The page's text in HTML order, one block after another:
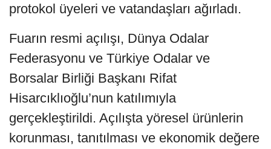
protokol üyeleri ve vatandaşları ağırladı.
Fuarın resmi açılışı, Dünya Odalar
Federasyonu ve Türkiye Odalar ve
Borsalar Birliği Başkanı Rifat
Hisarcıklıoğlu’nun katılımıyla
gerçekleştirildi. Açılışta yöresel ürünlerin
korunması, tanıtılması ve ekonomik değere